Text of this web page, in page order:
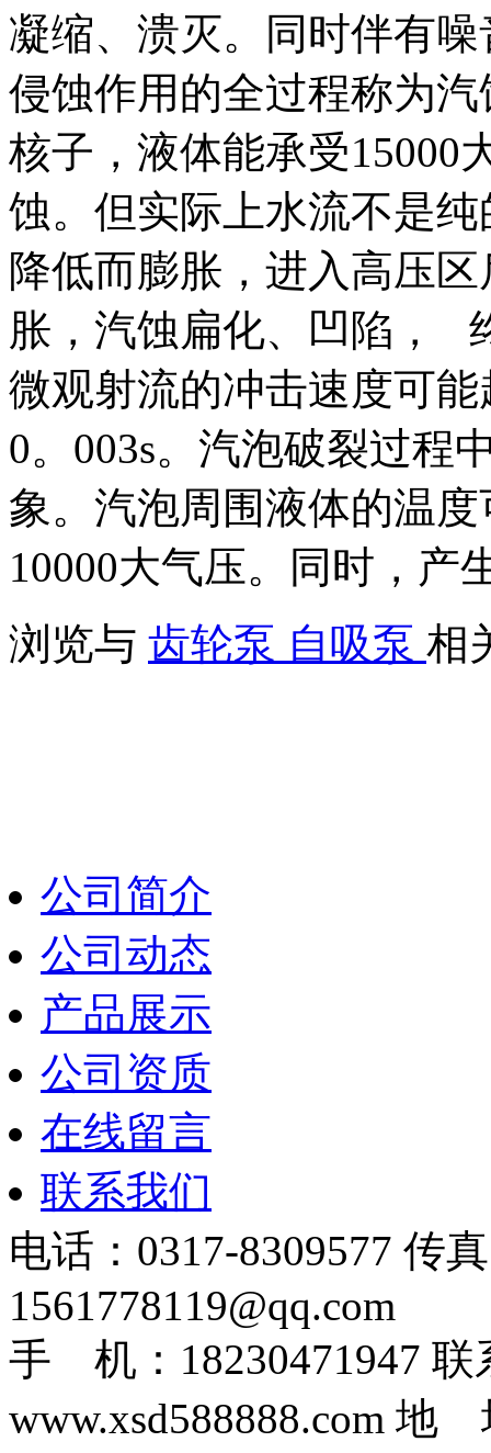
凝缩、溃灭。同时伴有
侵蚀作用的全过程称为
核子，液体能承受15000
蚀。但实际上水流不是
降低而膨胀，进入高压
胀，汽蚀扁化、凹陷，
微观射流的冲击速度可
0。003s。汽泡破裂过程
象。汽泡周围液体的温
10000大气压。同时，产
浏览与 齿轮泵 自吸泵 相
公司简介
公司动态
产品展示
公司资质
在线留言
联系我们
电话：0317-8309577 传
1561778119@qq.com
手 机：18230471947
www.xsd588888.com 地